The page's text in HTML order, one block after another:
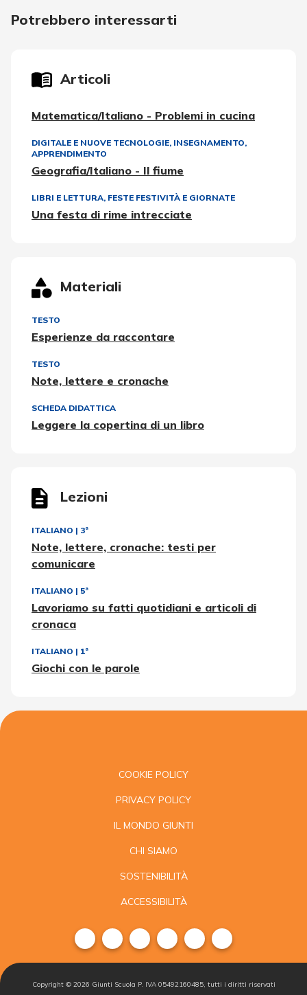
Potrebbero interessarti
Articoli
Matematica/Italiano - Problemi in cucina
DIGITALE E NUOVE TECNOLOGIE, INSEGNAMENTO,
APPRENDIMENTO
Geografia/Italiano - Il fiume
LIBRI E LETTURA, FESTE FESTIVITÀ E GIORNATE
Una festa di rime intrecciate
Materiali
TESTO
Esperienze da raccontare
TESTO
Note, lettere e cronache
SCHEDA DIDATTICA
Leggere la copertina di un libro
Lezioni
ITALIANO | 3ª
Note, lettere, cronache: testi per
comunicare
ITALIANO | 5ª
Lavoriamo su fatti quotidiani e articoli di
cronaca
ITALIANO | 1ª
Giochi con le parole
COOKIE POLICY
PRIVACY POLICY
IL MONDO GIUNTI
CHI SIAMO
SOSTENIBILITÀ
ACCESSIBILITÀ
Copyright © 2026 Giunti Scuola P. IVA 05492160485, tutti i diritti riservati